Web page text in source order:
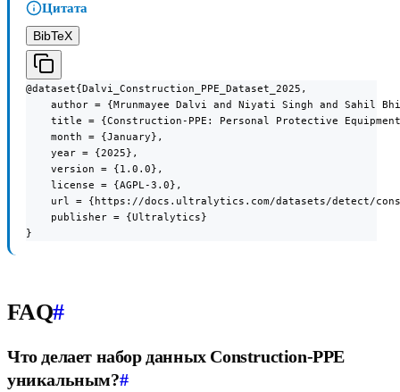
Цитата
BibTeX
@dataset{Dalvi_Construction_PPE_Dataset_2025,
author = {Mrunmayee Dalvi and Niyati Singh and Sahil
title = {Construction-PPE: Personal Protective
    month = {January},
    year = {2025},
    version = {1.0.0},
    license = {AGPL-3.0},
url = {https://docs.ultralytics.com/datasets/detect/
    publisher = {Ultralytics}
}
FAQ#
Что делает набор данных Construction-PPE
уникальным?#